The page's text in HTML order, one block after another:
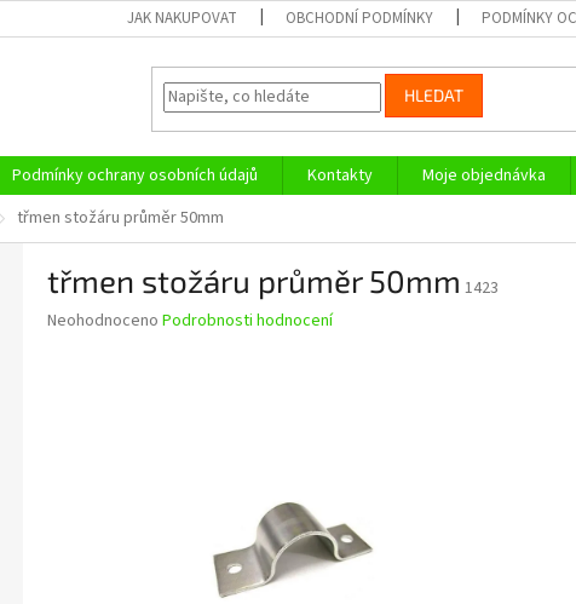
JAK NAKUPOVAT OBCHODNÍ PODMÍNKY PODMÍNKY
HLEDAT
Podmínky ochrany osobních údajů Kontakty Moje objednávka
třmen stožáru průměr 50mm
třmen stožáru průměr 50mm 1423
Průměrné
Neohodnoceno Podrobnosti hodnocení